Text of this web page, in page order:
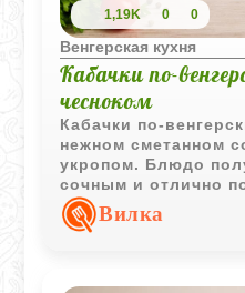
1,19K 0 0
Венгерская кухня
Кабачки по-
чесноком
Кабачки по-
нежном сметанном
укропом. Блюдо
сочным и отлично
самостоятельная
гарнир.Вилка